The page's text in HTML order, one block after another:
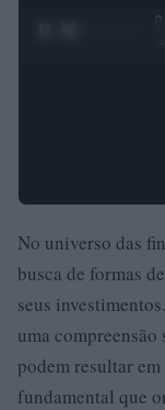
No universo das
busca de formas
seus
uma
podem resultar
fundamental que